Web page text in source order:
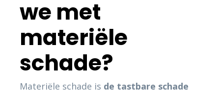
we met
materiële
schade?
Materiële schade is de tastbare schade